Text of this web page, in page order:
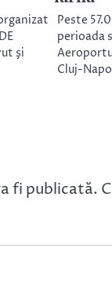
şi
Peste
perioada
Cluj-
fi publicată.